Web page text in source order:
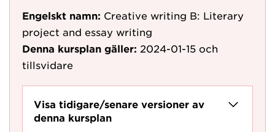
Engelskt namn: Creative writing B: Literary
project and essay writing
Denna kursplan gäller: 2024-01-15 och
tillsvidare
Visa tidigare/senare versioner av
denna kursplan